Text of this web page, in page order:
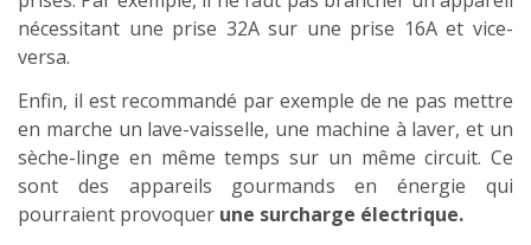
nécessitant une prise 32A sur une prise 16A et vice-
versa.
Enfin, il est recommandé par exemple de ne pas mettre
en marche un lave-vaisselle, une machine à laver, et un
sèche-linge en même temps sur un même circuit. Ce
sont des appareils gourmands en énergie qui
pourraient provoquer une surcharge électrique.